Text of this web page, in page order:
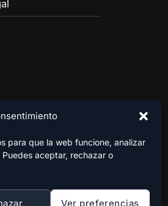
para que la web funcione, analizar
aceptar, rechazar o
Ver preferencias